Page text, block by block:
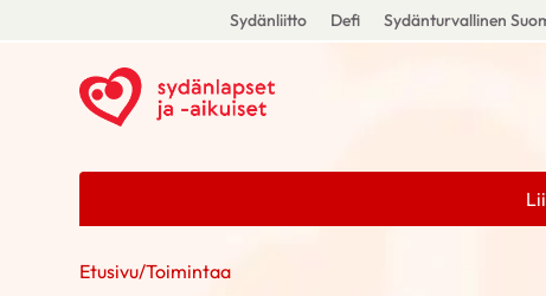
Sydänliitto Defi Sydänturvallinen
Etusivu/Toimintaa